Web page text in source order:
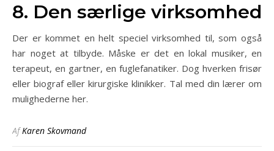
8. Den særlige virksomhed
Der er kommet en helt speciel virksomhed til, som også
har noget at tilbyde. Måske er det en lokal musiker, en
terapeut, en gartner, en fuglefanatiker. Dog hverken frisør
eller biograf eller kirurgiske klinikker. Tal med din lærer om
mulighederne her.
AfKaren Skovmand